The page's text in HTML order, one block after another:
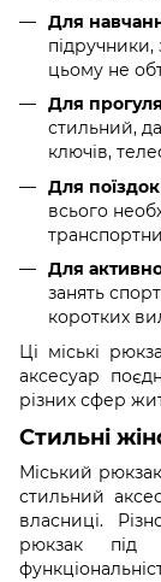
Для
підручники,
цьому не
Для
стильний,
ключів,
Для
всього
Для
занять
коротких
Ці міські
аксесуар
різних сфер
Стильні
Міський
стильний
власниці.
рюкзак під